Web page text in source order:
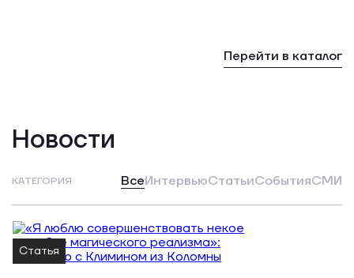
Перейти в каталог
Новости
КАТЕГОРИЯ ВсеИнтервьюСтатьиСобытияСМИ
Статья